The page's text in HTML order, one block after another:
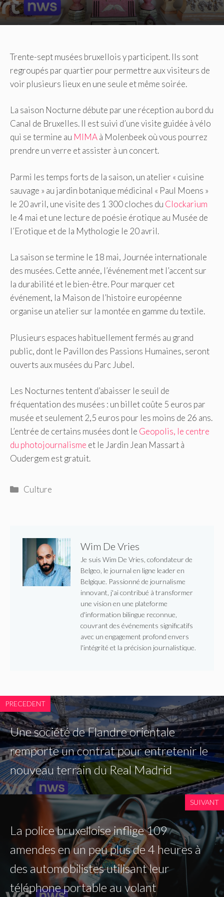
Trente-sept musées bruxellois y participent. Ils sont
regroupés par quartier pour permettre aux visiteurs de
voir plusieurs lieux en une seule et même soirée.
La saison Nocturne débute par une réception au bord du
Canal de Bruxelles. Il est suivi d’une visite guidée à vélo
qui se termine au MIMAà Molenbeek où vous pourrez
prendre un verre et assister à un concert.
Parmi les temps forts de la saison, un atelier « cuisine
sauvage » au jardin botanique médicinal « Paul Moens »
le 20 avril, une visite des 1 300 cloches du Clockarium
le 4 mai et une lecture de poésie érotique au Musée de
l’Erotique et de la Mythologie le 20 avril.
La saison se termine le 18 mai, Journée internationale
des musées.Cette année, l’événement met l’accent sur
la durabilité et le bien-être. Pour marquer cet
événement, la Maison de l’histoire européenne
organise un atelier sur la montée en gamme du textile.
Plusieurs espaces habituellement fermés au grand
public, dont le Pavillon des Passions Humaines, seront
ouverts aux musées du Parc Jubel.
Les Nocturnes tentent d’abaisser le seuil de
fréquentation des musées : un billet coûte 5 euros par
musée et seulement 2,5 euros pour les moins de 26 ans.
L’entrée de certains musées dont le Geopolis, le centre
du photojournalisme et le Jardin Jean Massart à
Oudergem est gratuit.
Catégories
Culture
Wim De Vries
Je suis Wim De Vries, cofondateur de
Belgeo, le journal en ligne leader en
Belgique. Passionné de journalisme
innovant, j'ai contribué à transformer
une vision en une plateforme
d'information bilingue reconnue,
couvrant des événements significatifs
avec un engagement profond envers
l'intégrité et la précision journalistique.
PRECEDENT
Une société de Flandre orientale
remporte un contrat pour entretenir le
nouveau terrain du Real Madrid
SUIVANT
La police bruxelloise inflige 109
amendes en un peu plus de 4 heures à
des automobilistes utilisant leur
téléphone portable au volant